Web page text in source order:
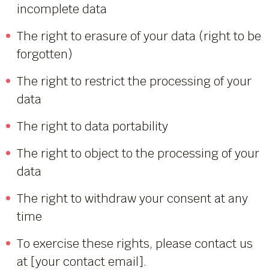
incomplete data
The right to erasure of your data (right to be
forgotten)
The right to restrict the processing of your
data
The right to data portability
The right to object to the processing of your
data
The right to withdraw your consent at any
time
To exercise these rights, please contact us
at [your contact email].